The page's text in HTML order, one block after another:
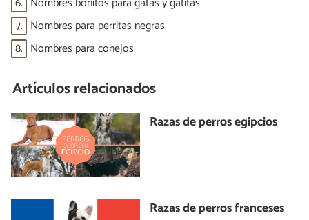
7. Nombres para perritas negras
8. Nombres para conejos
Artículos relacionados
Razas de perros egipcios
Razas de perros franceses